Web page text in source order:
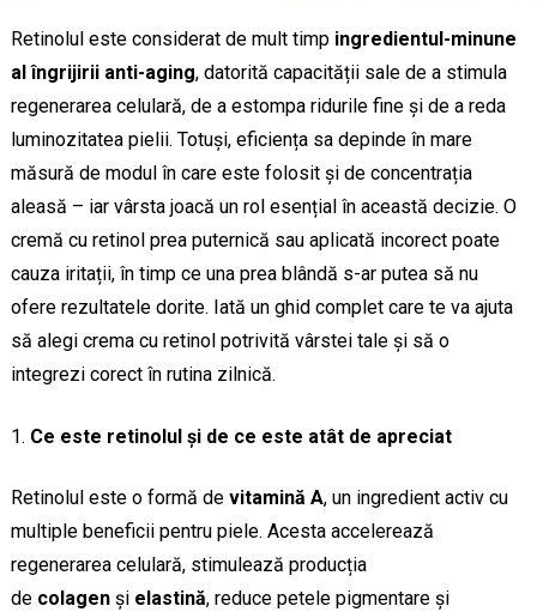
Retinolul este considerat de mult timp ingredientul-minune
al îngrijirii anti-aging, datorită capacității sale de a stimula
regenerarea celulară, de a estompa ridurile fine și de a reda
luminozitatea pielii. Totuși, eficiența sa depinde în mare
măsură de modul în care este folosit și de concentrația
aleasă – iar vârsta joacă un rol esențial în această decizie. O
cremă cu retinol prea puternică sau aplicată incorect poate
cauza iritații, în timp ce una prea blândă s-ar putea să nu
ofere rezultatele dorite. Iată un ghid complet care te va ajuta
să alegi crema cu retinol potrivită vârstei tale și să o
integrezi corect în rutina zilnică.
Ce este retinolul și de ce este atât de apreciat
Retinolul este o formă de vitamină A, un ingredient activ cu
multiple beneficii pentru piele. Acesta accelerează
regenerarea celulară, stimulează producția
de colagenși elastină, reduce petele pigmentare și